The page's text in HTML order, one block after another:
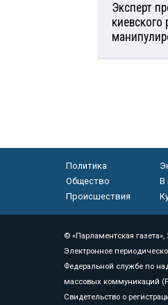
Эксперт
Политика
Общество
В
Происшествия
© «Парламентская газета»,
Электронное
Федеральной службе по
массовых коммуникаций
Свидетельство о